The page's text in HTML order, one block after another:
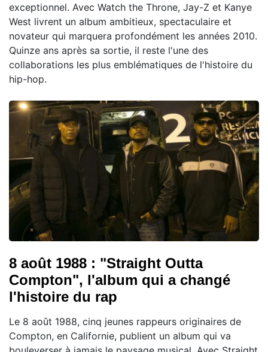
exceptionnel. Avec Watch the Throne, Jay-Z et Kanye
West livrent un album ambitieux, spectaculaire et
novateur qui marquera profondément les années 2010.
Quinze ans après sa sortie, il reste l'une des
collaborations les plus emblématiques de l'histoire du
hip-hop.
8 août 1988 : "Straight Outta
Compton", l'album qui a changé
l'histoire du rap
Le 8 août 1988, cinq jeunes rappeurs originaires de
Compton, en Californie, publient un album qui va